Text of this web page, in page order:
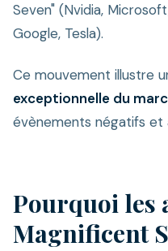
Seven" (Nvidia,
Google, Tesla).
Ce mouvement illustre
exceptionnelle du
évènements négatifs et
Pourquoi les
Magnificent